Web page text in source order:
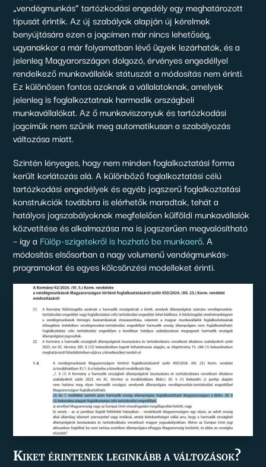
„vendégmunkás” tartózkodási engedély egy meghatározott
típusát érintik. Az új szabályok alapján új kérelmek
benyújtására ezen a jogcímen már nincs lehetőség,
ugyanakkor a már folyamatban lévő ügyek lezárhatók, és a
jelenleg Magyarországon dolgozó, érvényes engedéllyel
rendelkező munkavállalók státuszát a módosítás nem érinti.
Ez különösen fontos azoknak a vállalatoknak, amelyek
jelenleg is foglalkoztatnak harmadik országbeli
munkavállalókat. Az ő munkaviszonyuk és tartózkodási
jogcímük nem szűnik meg automatikusan a szabályozás
változása miatt.
Szintén lényeges, hogy nem minden foglalkoztatási forma
került korlátozás alá. A különböző foglalkoztatási célú
tartózkodási engedélyek és egyéb jogszerű foglalkoztatási
konstrukciók továbbra is elérhetők maradtak, tehát a
hatályos jogszabályoknak megfelelően külföldi munkavállalók
közvetítése és alkalmazása ma is jogszerűen megvalósítható
– így a Fülöp-szigetekről is hozható be munkaerő. A
módosítás elsősorban a nagy volumenű vendégmunkás-
programokat és egyes kölcsönzési modelleket érinti.
Kiket érintenek leginkább a változások?